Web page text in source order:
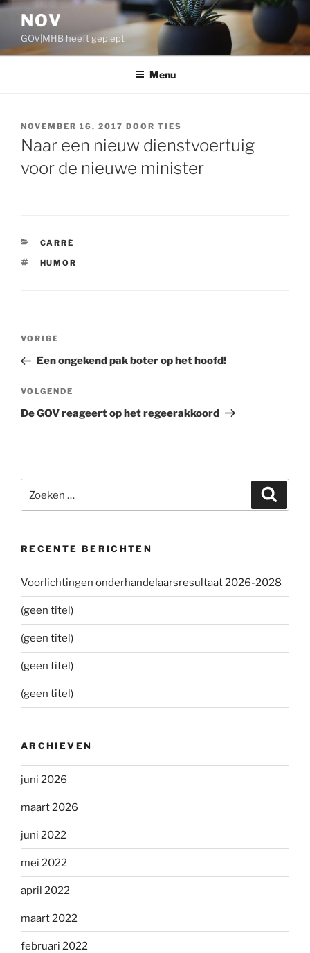
Ga
inhoud
NOV
GOV|MHB heeft gepiept
Menu
GEPLAATST
OP
NOVEMBER 16, 2017 DOOR TIES
Naar een nieuw dienstvoertuig
voor de nieuwe minister
CATEGORIEËN
CARRÉ
TAGS
HUMOR
Bericht
Vorig
bericht
VORIGE
Een ongekend pak boter op het hoofd!
Volgend
bericht
VOLGENDE
De GOV reageert op het regeerakkoord
naar:
RECENTE BERICHTEN
Voorlichtingen onderhandelaarsresultaat 2026-2028
(geen titel)
(geen titel)
(geen titel)
(geen titel)
ARCHIEVEN
juni 2026
maart 2026
juni 2022
mei 2022
april 2022
maart 2022
februari 2022